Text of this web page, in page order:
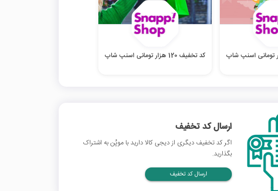
کد تخفیف 120 هزار تومانی اسنپ شاپ
ارسال کد تخفیف
اگر کد تخفیف دیگری از دیجی کالا دارید با موپُن به اشتراک
بگذارید.
ارسال کد تخفیف